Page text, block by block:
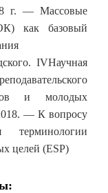
г. — Массовые
как базовый
IVНаучная
и молодых
— К вопросу
терминологии
целей (ESP)